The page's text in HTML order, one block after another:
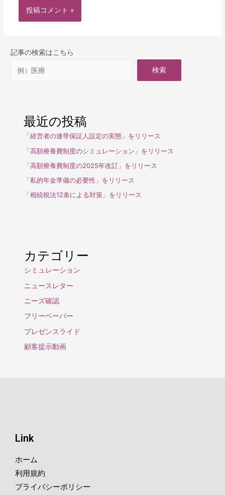
記事の検索はこちら
検索
最近の投稿
「経営者の連帯保証人設定の実態」をリリース
「高額療養費制度のシミュレーション」をリリース
「高額療養費制度の2025年改訂」をリリース
「私的年金準備の必要性」をリリース
「相続税法12条による対策」をリリース
カテゴリー
シミュレーション
ニュースレター
ニーズ確認
フリーペーパー
プレゼンスライド
顧客提示動画
Link
ホーム
利用規約
プライバシーポリシー